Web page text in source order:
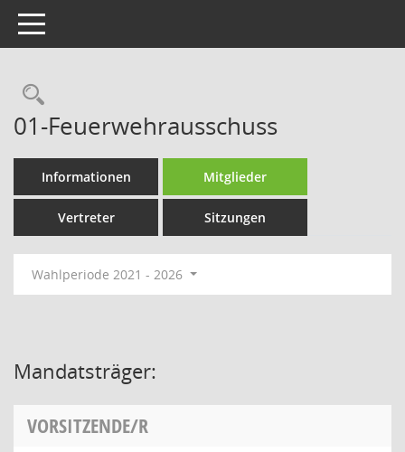
Toggle navigation
Rechercheauswahl
01-Feuerwehrausschuss
Informationen Mitglieder
Vertreter Sitzungen
Wahlperiode 2021 - 2026
Mandatsträger:
VORSITZENDE/R